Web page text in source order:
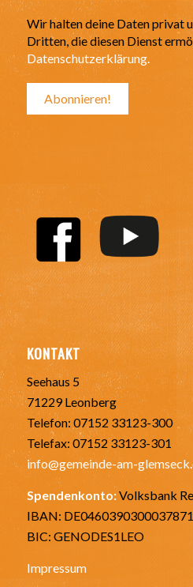
Wir halten deine Daten privat
Dritten, die diesen Dienst
Datenschutzerklärung.
KONTAKT
Seehaus 5
71229 Leonberg
Telefon: 07152 33123-300
Telefax: 07152 33123-301
info@gemeinde-am-
Spendenkonto:Volksbank
IBAN:
BIC: GENODES1LEO
Impressum